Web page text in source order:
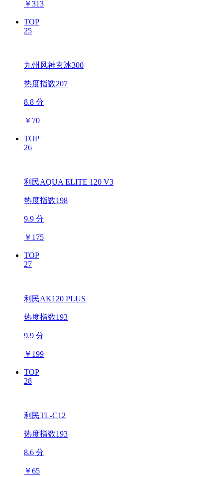
￥313
TOP
25
九州风神玄冰300
热度指数207
8.8 分
￥ 70
TOP
26
利民AQUA ELITE 120 V3
热度指数198
9.9 分
￥ 175
TOP
27
利民AK120 PLUS
热度指数193
9.9 分
￥ 199
TOP
28
利民TL-C12
热度指数193
8.6 分
￥65